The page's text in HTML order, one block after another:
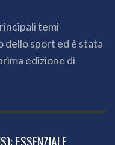
temi
dello sport ed è stata
edizione di
ESSENZIALE